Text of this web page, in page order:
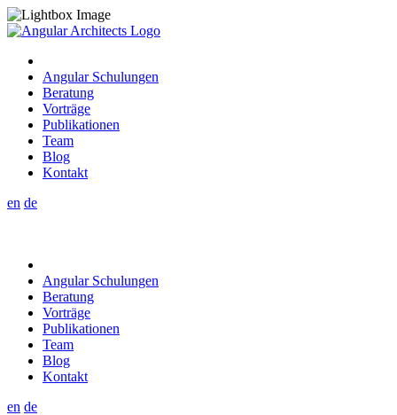
Angular Schulungen
Beratung
Vorträge
Publikationen
Team
Blog
Kontakt
en de
Angular Schulungen
Beratung
Vorträge
Publikationen
Team
Blog
Kontakt
en de